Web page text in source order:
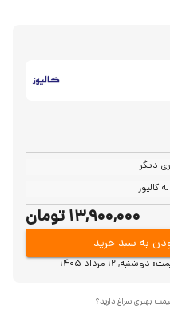
13,900,000 تومان
به سبد خرید
دوشنبه, 12 مرداد 1405
بهتری سراغ دارید؟